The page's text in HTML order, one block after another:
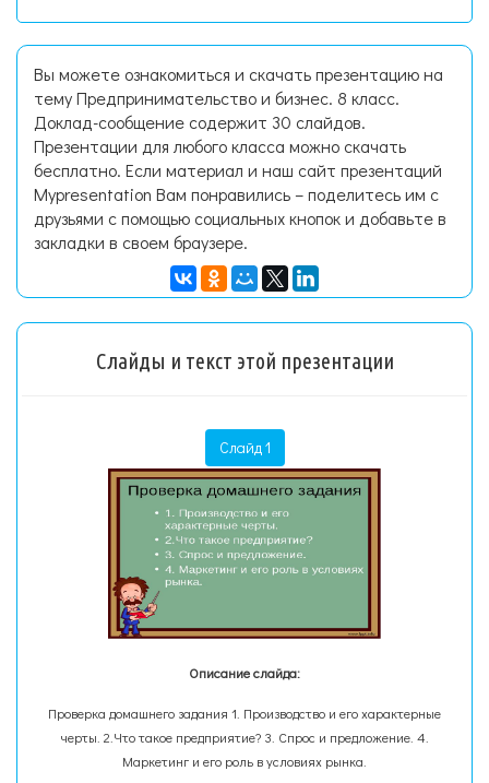
Вы можете ознакомиться и скачать презентацию на
тему Предпринимательство и бизнес. 8 класс.
Доклад-сообщение содержит 30 слайдов.
Презентации для любого класса можно скачать
бесплатно. Если материал и наш сайт презентаций
Mypresentation Вам понравились – поделитесь им с
друзьями с помощью социальных кнопок и добавьте в
закладки в своем браузере.
Слайды и текст этой презентации
Слайд 1
Описание слайда:
Проверка домашнего задания 1. Производство и его характерные
черты. 2.Что такое предприятие? 3. Спрос и предложение. 4.
Маркетинг и его роль в условиях рынка.